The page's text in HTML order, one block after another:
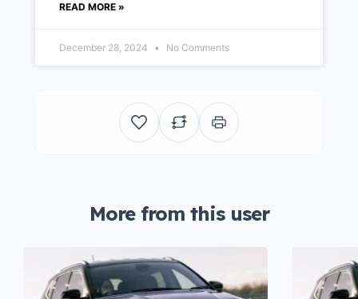
READ MORE »
December 28, 2024 No Comments
More from this user